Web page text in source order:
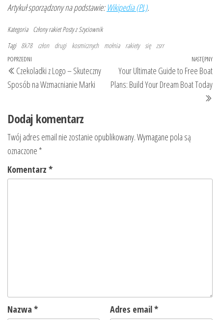
Artykuł sporządzony na podstawie:Wikipedia (PL).
Kategoria Człony rakiet Posty z Szyciownik
Tagi 8k78 człon drugi kosmicznych mołnia rakiety się zsrr
Nawigacja
wpisu
Poprzedni
wpis
POPRZEDNI
Czekoladki z Logo – Skuteczny
Sposób na Wzmacnianie Marki
NASTĘPNY
Your Ultimate Guide to Free Boat
Plans: Build Your Dream Boat Today
Dodaj komentarz
Twój adres email nie zostanie opublikowany.Wymagane pola są
oznaczone *
Komentarz *
Nazwa * Adres email*